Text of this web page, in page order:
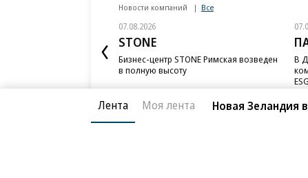
Новости компаний Все
07.08.2026
STONE
Бизнес-центр STONE Римская возведен
в полную высоту
В
Лента Моя лента Новая Зеландия